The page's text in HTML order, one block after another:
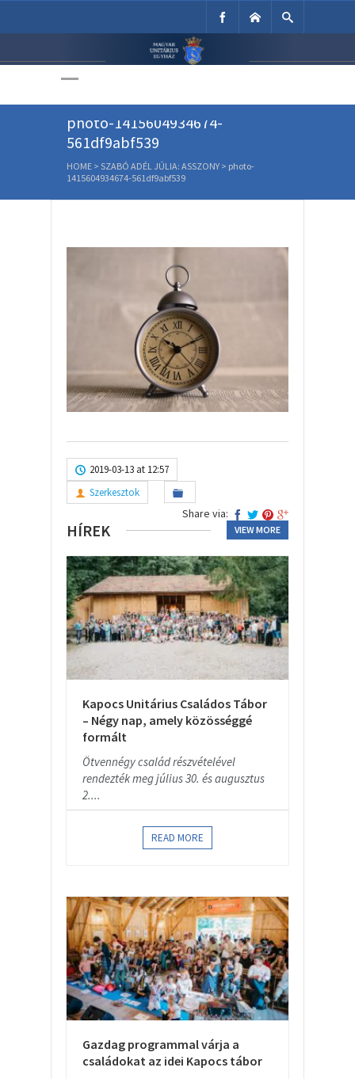
Unitárius Egyház
photo-1415604934674-
561df9abf539
HOME > SZABÓ ADÉL JÚLIA: ASSZONY > photo-
1415604934674-561df9abf539
2019-03-13 at 12:57
Szerkesztok
Share via:
HÍREK VIEW MORE
Kapocs Unitárius Családos Tábor
– Négy nap, amely közösséggé
formált
Ötvennégy család részvételével
rendezték meg július 30. és augusztus
2....
READ MORE
Gazdag programmal várja a
családokat az idei Kapocs tábor